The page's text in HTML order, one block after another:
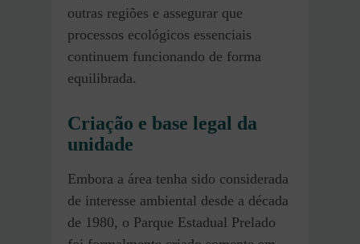
outras regiões e assegurar que
processos ecológicos essenciais
continuem funcionando de forma
equilibrada.
Criação e base legal da
unidade
Embora a área tenha sido considerada
de interesse ambiental desde a década
de 1980, o Parque Estadual Prelado